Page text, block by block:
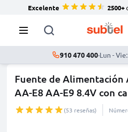
Excelente 2500+
910 470 400·Lun -
Fuente de Alimentación
AA-E8 AA-E9 8.4V con
(53 reseñas)